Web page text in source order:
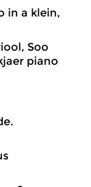
in a klein,
Soo
piano